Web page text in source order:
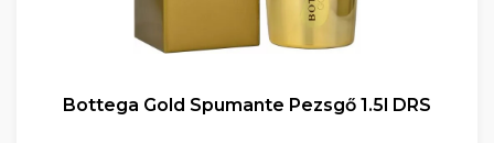
Bottega Gold Spumante Pezsgő 1.5l DRS